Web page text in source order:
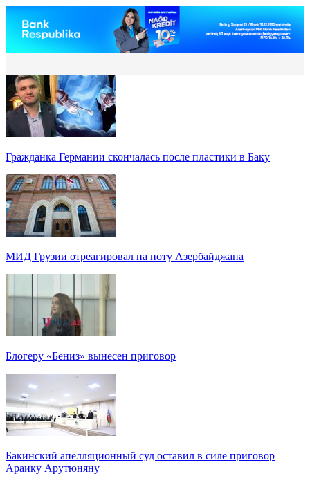
Гражданка Германии скончалась после пластики в Баку
МИД Грузии отреагировал на ноту Азербайджана
Блогеру «Бениз» вынесен приговор
Бакинский апелляционный суд оставил в силе приговор
Араику Арутюняну